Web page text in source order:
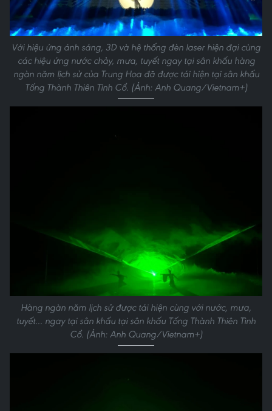
Với hiệu ứng ánh sáng, 3D và hệ thống đèn laser hiện đại cùng
các hiệu ứng nước chảy, mưa, tuyết ngay tại sân khấu hàng
ngàn năm lịch sử của Trung Hoa đã được tái hiện tại sân khấu
Tống Thành Thiên Tình Cổ. (Ảnh: Anh Quang/Vietnam+)
Hàng ngàn năm lịch sử được tái hiện cùng với nước, mưa,
tuyết... ngay tại sân khấu tại sân khấu Tống Thành Thiên Tình
Cổ. (Ảnh: Anh Quang/Vietnam+)